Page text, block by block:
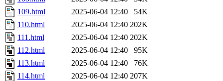
109.html
2025-06-04 12:40
54K
110.html
2025-06-04 12:40 202K
111.html
2025-06-04 12:40 202K
112.html
2025-06-04 12:40
95K
113.html
2025-06-04 12:40
76K
114.html
2025-06-04 12:40 207K